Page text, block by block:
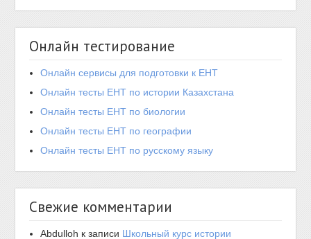
Онлайн тестирование
Онлайн сервисы для подготовки к ЕНТ
Онлайн тесты ЕНТ по истории Казахстана
Онлайн тесты ЕНТ по биологии
Онлайн тесты ЕНТ по географии
Онлайн тесты ЕНТ по русскому языку
Свежие комментарии
Abdulloh к записи Школьный курс истории